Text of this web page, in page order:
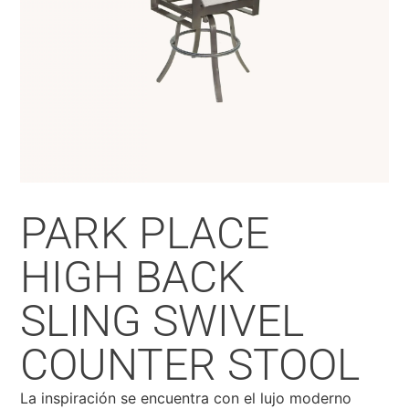
PARK PLACE
HIGH BACK
SLING SWIVEL
COUNTER STOOL
La inspiración se encuentra con el lujo moderno